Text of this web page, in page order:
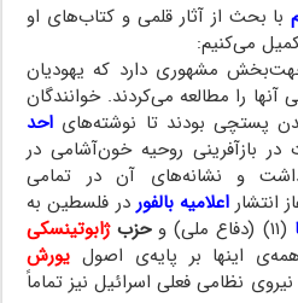
با بحث از آثار قلمی و کتاب‌های او
می‌کنیم:
مشهوری دارد که یهودیان
آنها را مطالعه می‌کردند. خوانندگان
پستچی بودند تا نوشته‌های احد
در بازآفرینی روحیه خون‌آشامی در
داشت و نشانه‌های آن در تمامی
انتشاراعلامیه بالفور در فلسطین به
(۱۱) (دفاع ملی) و حزبژابوتینسکی
اینها بر پایه‌ی اصول یورش
نظامی فعلی اسرائیل نیز تماماً